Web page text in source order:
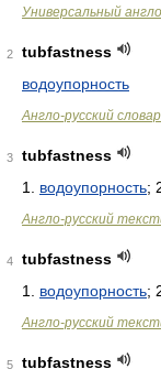
Универсальный
2
tubfastness
водоупорность
Англо-русский
3
tubfastness
1. водоупорность;
Англо-русский
4
tubfastness
1. водоупорность;
Англо-русский
5
tubfastness